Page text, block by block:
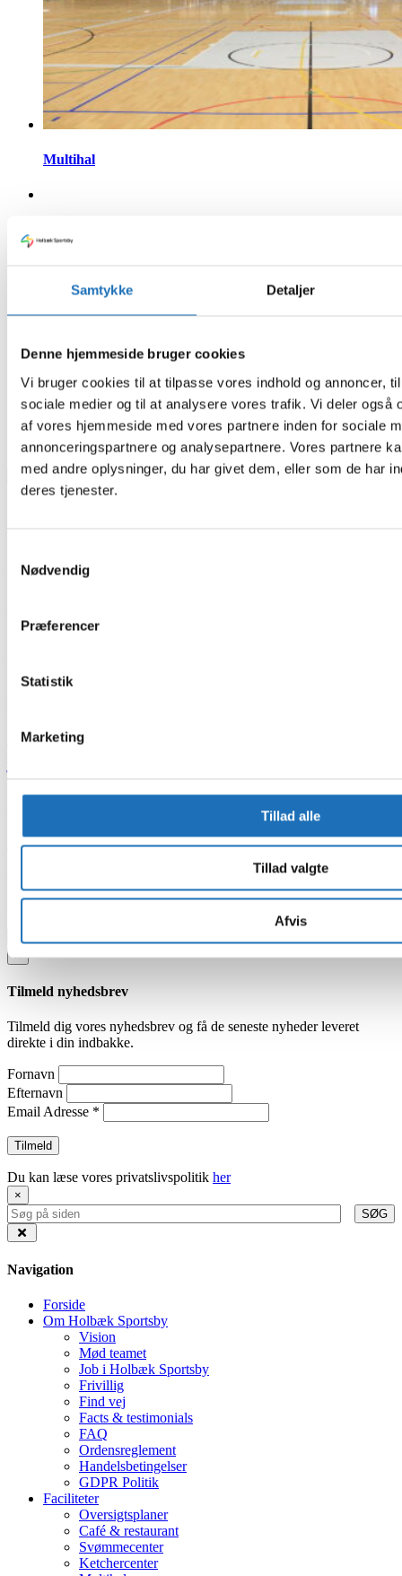
Samtykke Detaljer
Denne hjemmeside bruger cookies
Vi bruger cookies til at tilpasse vores indhold og annoncer,
sociale medier og til at analysere vores trafik. Vi deler også
af vores hjemmeside med vores partnere inden for sociale
annonceringspartnere og analysepartnere. Vores partnere
med andre oplysninger, du har givet dem, eller som de har
deres tjenester.
Nødvendig
Præferencer
Statistik
Marketing
Tillad alle
Tillad valgte
Afvis
Multihal
Fodboldstadion
Overnatning
SPORTS ALLE 1, 4300 HOLBÆK
Find på Google Maps
info@holbaeksportsby.dk
KLIK HERfor at se åbningstider for hele Sportsbyen
Developed byi-Strategi ApS.
×
Tilmeld nyhedsbrev
Tilmeld dig vores nyhedsbrev og få de seneste nyheder leveret
direkte i din indbakke.
Fornavn
Efternavn
Email Adresse *
Du kan læse vores privatslivspolitik her
×
SØG
Navigation
Forside
Om Holbæk Sportsby
Vision
Mød teamet
Job i Holbæk Sportsby
Frivillig
Find vej
Facts & testimonials
FAQ
Ordensreglement
Handelsbetingelser
GDPR Politik
Faciliteter
Oversigtsplaner
Café & restaurant
Svømmecenter
Ketchercenter